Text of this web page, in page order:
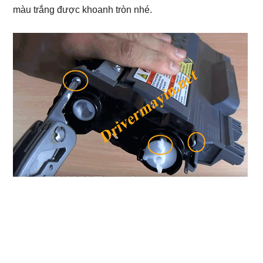
màu trắng được khoanh tròn nhé.